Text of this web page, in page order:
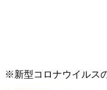
※新型コロナウイルス